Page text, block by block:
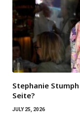
Stephanie
Seite?
JULY 25, 2026